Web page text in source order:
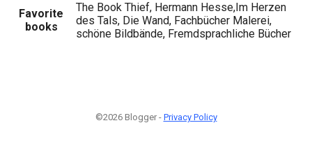
Favorite
books
The Book Thief, Hermann Hesse,Im Herzen
des Tals, Die Wand, Fachbücher Malerei,
schöne Bildbände, Fremdsprachliche Bücher
©2026 Blogger - Privacy Policy